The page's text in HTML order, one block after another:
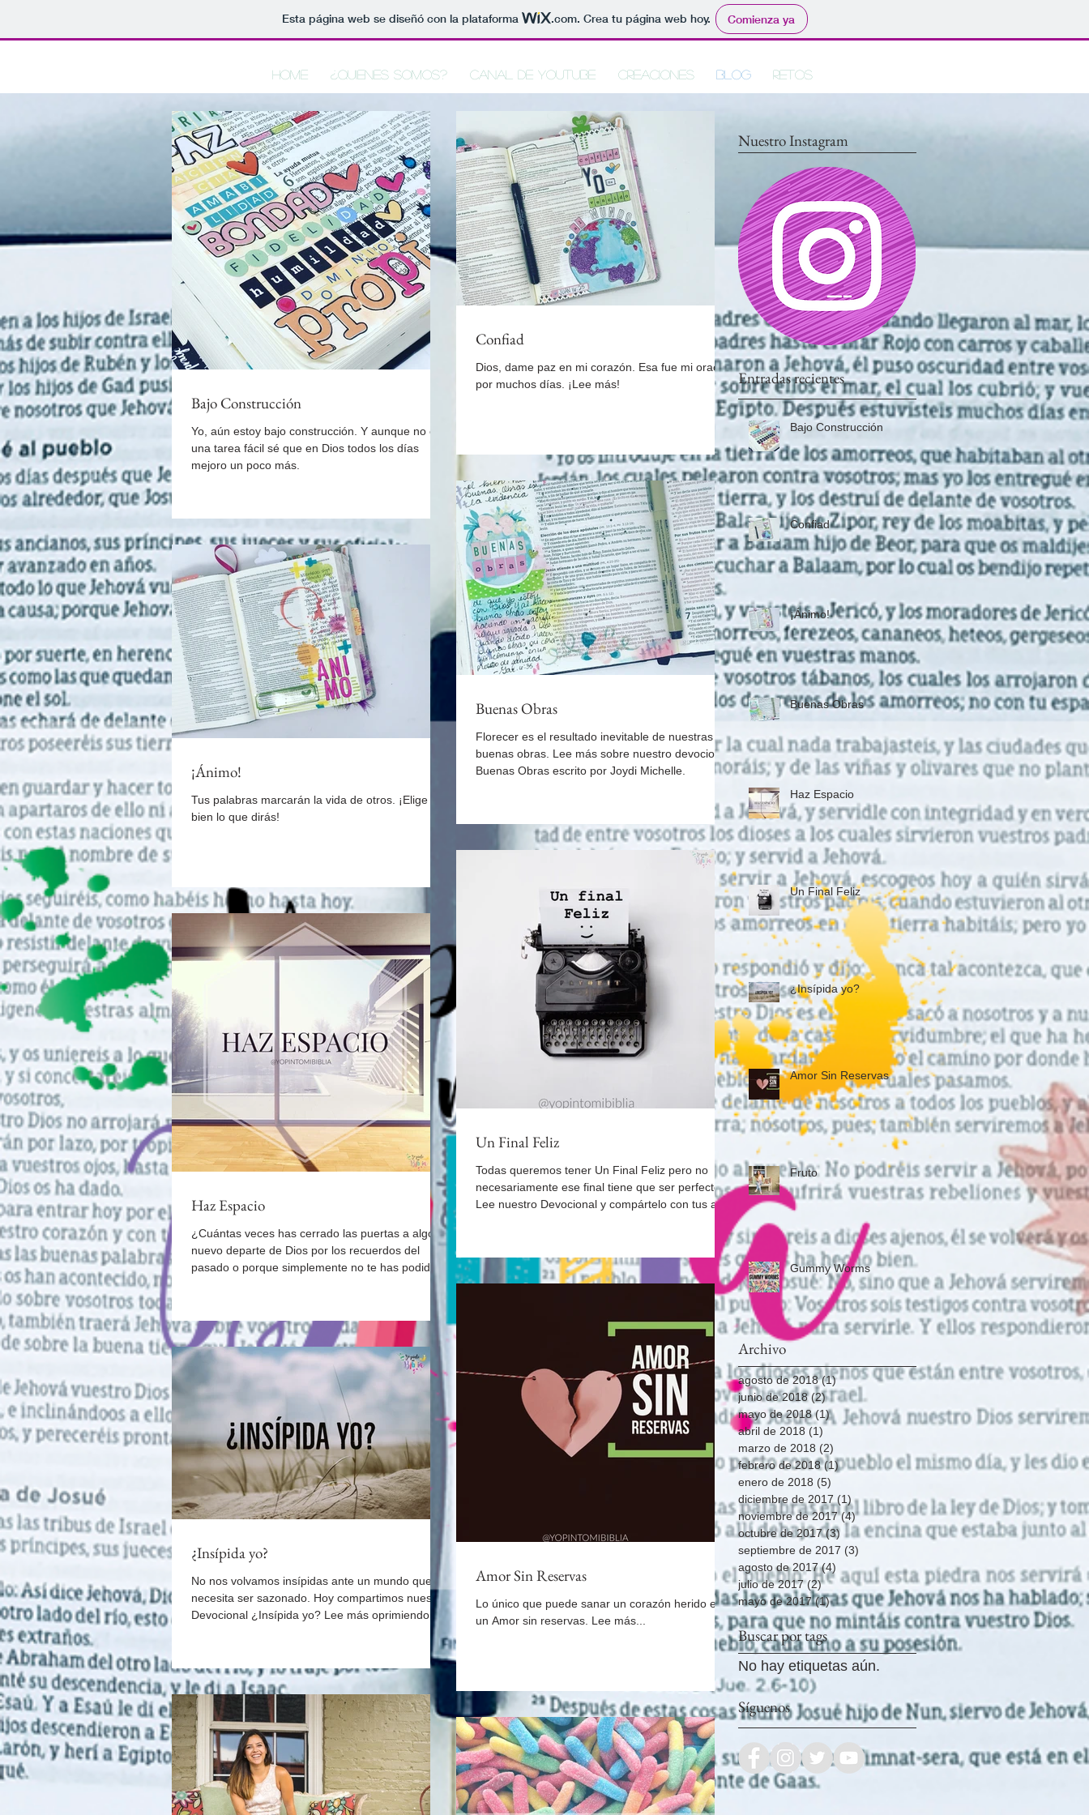
Esta página web se diseñó con la plataforma .com. Crea tu página web hoy. Comienza ya
Home ¿Quienes Somos? Canal de Youtube Creaciones Blog Retos
Bajo Construcción
Yo, aún estoy bajo construcción. Y aunque no es
una tarea fácil sé que en Dios todos los días
mejoro un poco más.
Confiad
Dios, dame paz en mi corazón. Esa fue mi oración
por muchos días. ¡Lee más!
¡Ánimo!
Tus palabras marcarán la vida de otros. ¡Elige
bien lo que dirás!
Buenas Obras
Florecer es el resultado inevitable de nuestras
buenas obras. Lee más sobre nuestro devocional
Buenas Obras escrito por Joydi Michelle.
Haz Espacio
¿Cuántas veces has cerrado las puertas a algo
nuevo departe de Dios por los recuerdos del
pasado o porque simplemente no te has podido
Un Final Feliz
Todas queremos tener Un Final Feliz pero no
necesariamente ese final tiene que ser perfecto.
Lee nuestro Devocional y compártelo con tus ami
¿Insípida yo?
No nos volvamos insípidas ante un mundo que
necesita ser sazonado. Hoy compartimos nuestro
Devocional ¿Insípida yo? Lee más oprimiendo el
Amor Sin Reservas
Lo único que puede sanar un corazón herido es
un Amor sin reservas. Lee más...
Nuestro Instagram
Entradas recientes
Bajo Construcción
Confiad
¡Ánimo!
Buenas Obras
Haz Espacio
Un Final Feliz
¿Insípida yo?
Amor Sin Reservas
Fruto
Gummy Worms
Archivo
agosto de 2018 (1)1 entrada
junio de 2018 (2)2 entradas
mayo de 2018 (1)1 entrada
abril de 2018 (1)
marzo de 2018 (2)
febrero de 2018 (1)1 entrada
enero de 2018 (5)
diciembre de 2017 (1) 1 entrada
noviembre de 2017 (4)4 entradas
octubre de 2017 (3) 3 entradas
septiembre de 2017 (3)
agosto de 2017 (4) 4 entradas
julio de 2017 (2)2 entradas
mayo de 2017 (1)1 entrada
Buscar por tags
No hay etiquetas aún.
Síguenos